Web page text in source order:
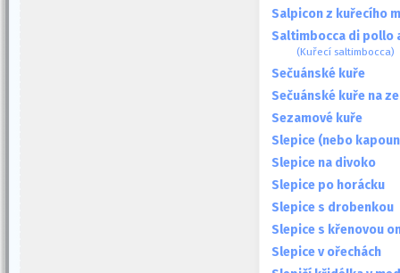
Salpicon z kuřecího
Saltimbocca di pollo
(Kuřecí saltimbocca)
Sečuánské kuře
Sečuánské kuře na
Sezamové kuře
Slepice (nebo
Slepice na divoko
Slepice po horácku
Slepice s drobenkou
Slepice s křenovou
Slepice v ořechách